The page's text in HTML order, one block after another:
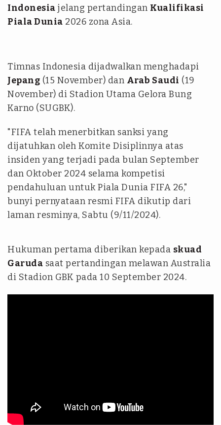
Indonesia jelang pertandingan Kualifikasi
Piala Dunia 2026 zona Asia.
Timnas Indonesia dijadwalkan menghadapi
Jepang (15 November) dan Arab Saudi (19
November) di Stadion Utama Gelora Bung
Karno (SUGBK).
"FIFA telah menerbitkan sanksi yang
dijatuhkan oleh Komite Disiplinnya atas
insiden yang terjadi pada bulan September
dan Oktober 2024 selama kompetisi
pendahuluan untuk Piala Dunia FIFA 26,"
bunyi pernyataan resmi FIFA dikutip dari
laman resminya, Sabtu (9/11/2024).
Hukuman pertama diberikan kepada skuad
Garuda saat pertandingan melawan Australia
di Stadion GBK pada 10 September 2024.